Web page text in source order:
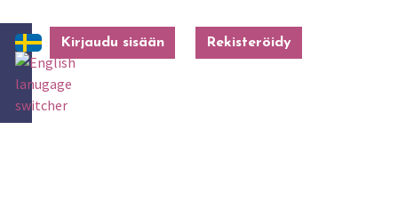
Kirjaudu sisään Rekisteröidy